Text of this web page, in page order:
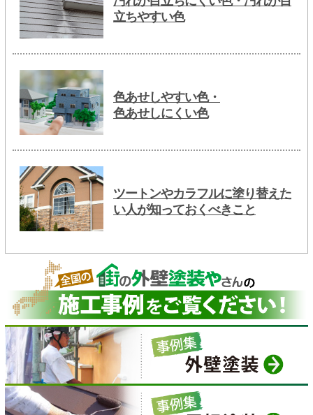
立ちやすい色
色あせしやすい色・
色あせしにくい色
ツートンやカラフルに塗り替えた
い人が知っておくべきこと